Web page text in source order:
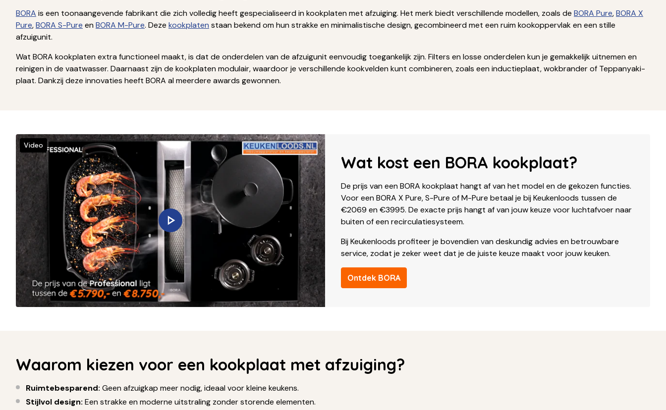
BORA is een toonaangevende fabrikant die zich volledig heeft gespecialiseerd in kookplaten met afzuiging. Het merk biedt verschillende modellen, zoals de BORA Pure,BORA X
Pure,BORA S-Pure enBORA M-Pure. Deze kookplaten staan bekend om hun strakke en minimalistische design, gecombineerd met een ruim kookoppervlak en een stille
afzuigunit.
Wat BORA kookplaten extra functioneel maakt, is dat de onderdelen van de afzuigunit eenvoudig toegankelijk zijn. Filters en losse onderdelen kun je gemakkelijk uitnemen en
reinigen in de vaatwasser. Daarnaast zijn de kookplaten modulair, waardoor je verschillende kookvelden kunt combineren, zoals een inductieplaat, wokbrander of Teppanyaki-
plaat. Dankzij deze innovaties heeft BORA al meerdere awards gewonnen.
Wat kost een BORA kookplaat?
De prijs van een BORA kookplaat hangt af van het model en de gekozen functies.
Voor een BORA X Pure, S-Pure of M-Pure betaal je bij Keukenloods tussen de
€2069 en €3995. De exacte prijs hangt af van jouw keuze voor luchtafvoer naar
buiten of een recirculatiesysteem.
Bij Keukenloods profiteer je bovendien van deskundig advies en betrouwbare
service, zodat je zeker weet dat je de juiste keuze maakt voor jouw keuken.
Ontdek BORA
Video
Waarom kiezen voor een kookplaat met afzuiging?
Ruimtebesparend: Geen afzuigkap meer nodig, ideaal voor kleine keukens.
Stijlvol design: Een strakke en moderne uitstraling zonder storende elementen.